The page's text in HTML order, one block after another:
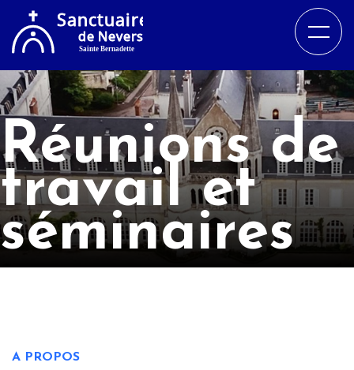
Réunions de
travail et
séminaires
A PROPOS